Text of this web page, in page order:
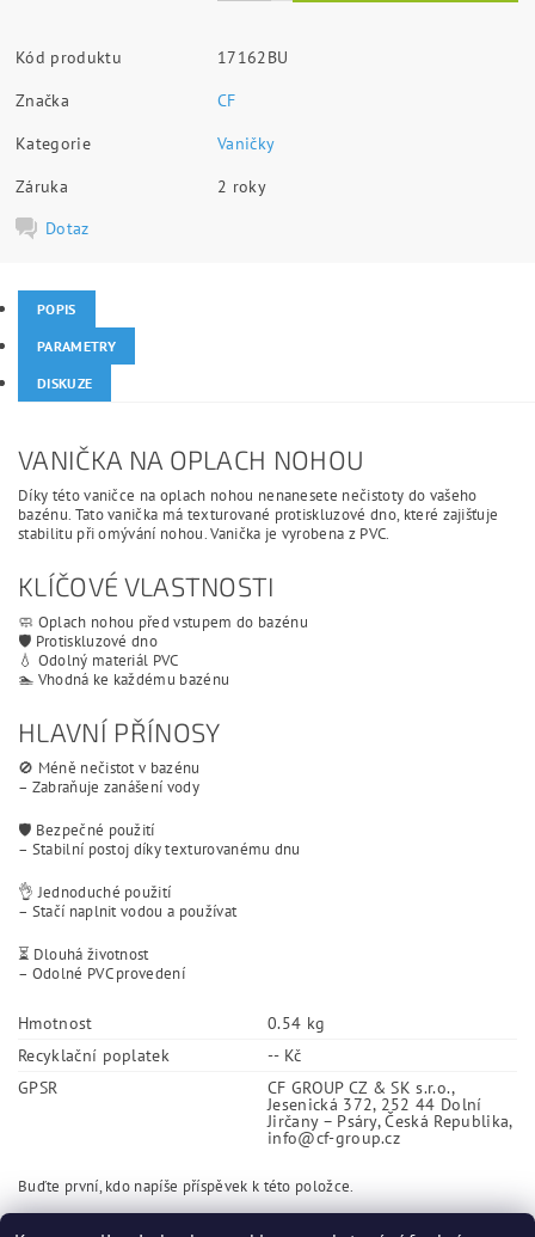
Kód produktu
17162BU
Značka
CF
Kategorie
Vaničky
Záruka
2 roky
Dotaz
POPIS
PARAMETRY
DISKUZE
VANIČKA NA OPLACH NOHOU
Díky této vaničce na oplach nohou nenanesete nečistoty do vašeho
bazénu. Tato vanička má texturované protiskluzové dno, které zajišťuje
stabilitu při omývání nohou. Vanička je vyrobena z PVC.
KLÍČOVÉ VLASTNOSTI
🧼 Oplach nohou před vstupem do bazénu
🛡️ Protiskluzové dno
💧 Odolný materiál PVC
🏊 Vhodná ke každému bazénu
HLAVNÍ PŘÍNOSY
🚫 Méně nečistot v bazénu
– Zabraňuje zanášení vody
🛡️ Bezpečné použití
– Stabilní postoj díky texturovanému dnu
👌 Jednoduché použití
– Stačí naplnit vodou a používat
⏳ Dlouhá životnost
– Odolné PVC provedení
Hmotnost
0.54 kg
Recyklační poplatek
-- Kč
GPSR
CF GROUP CZ & SK s.r.o.,
Jesenická 372, 252 44 Dolní
Jirčany – Psáry, Česká Republika,
info@cf-group.cz
Buďte první, kdo napíše příspěvek k této položce.